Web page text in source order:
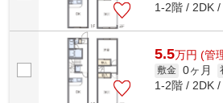
1-2階 / 2DK /
5.5万円 (管
敷金 0ヶ月
1-2階 / 2DK /